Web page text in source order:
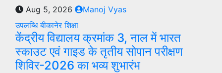
Aug 5, 2026
Manoj Vyas
उपलब्धिबीकानेरशिक्षा
केंद्रीय विद्यालय क्रमांक 3, नाल में भारत
स्काउट एवं गाइड के तृतीय सोपान परीक्षण
शिविर-2026 का भव्य शुभारंभ